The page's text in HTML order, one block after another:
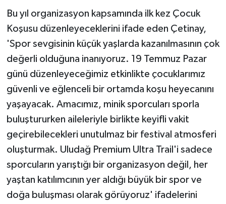
Bu yıl organizasyon kapsamında ilk kez Çocuk
Koşusu düzenleyeceklerini ifade eden Çetinay,
'Spor sevgisinin küçük yaşlarda kazanılmasının çok
değerli olduğuna inanıyoruz. 19 Temmuz Pazar
günü düzenleyeceğimiz etkinlikte çocuklarımız
güvenli ve eğlenceli bir ortamda koşu heyecanını
yaşayacak. Amacımız, minik sporcuları sporla
buluştururken aileleriyle birlikte keyifli vakit
geçirebilecekleri unutulmaz bir festival atmosferi
oluşturmak. Uludağ Premium Ultra Trail'i sadece
sporcuların yarıştığı bir organizasyon değil, her
yaştan katılımcının yer aldığı büyük bir spor ve
doğa buluşması olarak görüyoruz' ifadelerini